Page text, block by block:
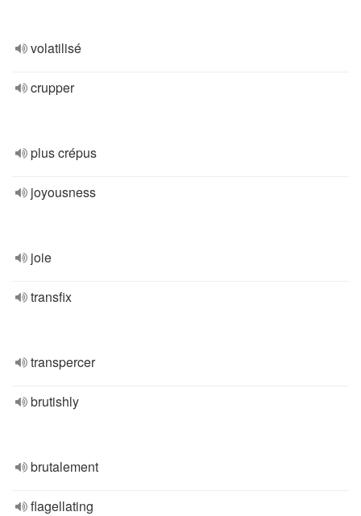
volatilisé
crupper
plus crépus
joyousness
joie
transfix
transpercer
brutishly
brutalement
flagellating